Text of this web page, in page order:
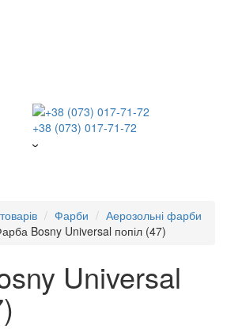
+38 (073) 017-71-72
Фарби
Аерозольні фарби
Bosny Universal попіл (47)
Universal